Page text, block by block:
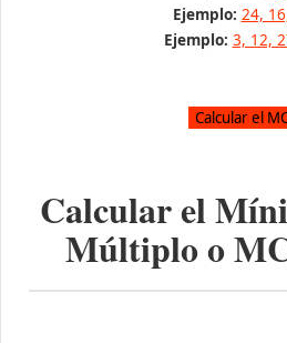
Ejemplo: 24,
Ejemplo: 3, 12,
Calcular el
Múltiplo o